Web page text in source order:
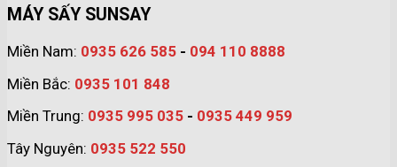
MÁY SẤY SUNSAY
Miền Nam: 0935 626 585 - 094 110 8888
Miền Bắc: 0935 101 848
Miền Trung: 0935 995 035 - 0935 449 959
Tây Nguyên: 0935 522 550